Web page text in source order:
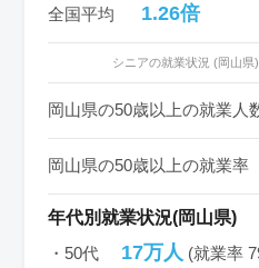
全国平均 1.26倍
シニアの就業状況 (岡山県
岡山県の50歳以上の就業人
岡山県の50歳以上の就業率
年代別就業状況(岡山県)
・50代
17万人 (就業率